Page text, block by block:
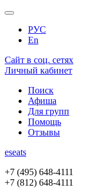
РУС
En
Сайт в соц. сетях
Личный кабинет
Поиск
Афиша
Для групп
Помощь
Отзывы
eseats
+7 (495) 648-4111
+7 (812) 648-4111